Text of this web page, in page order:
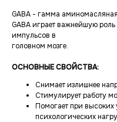
GABA - гамма
GABA играет важнейшую
импульсов в
головном мозге.
ОСНОВНЫЕ СВОЙСТВА:
Снимает излишнее
Стимулирует работу
Помогает при высоких
психологических